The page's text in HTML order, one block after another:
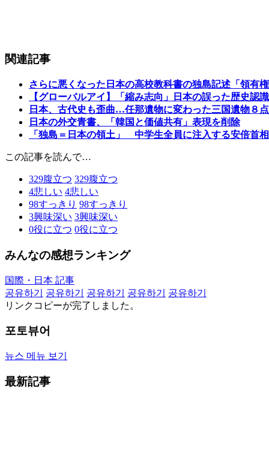
関連記事
さらに悪くなった日本の高校教科書の独島記述「領有
【グローバルアイ】「縮み志向」日本の誤った歴史認識
日本、古代史も歪曲…任那遺物に変わった三国遺物８点
日本の外交青書、「韓国と価値共有」表現を削除
「独島＝日本の領土」 中学生全員に注入する安倍首相
この記事を読んで…
329腹立つ 329腹立つ
4悲しい 4悲しい
98すっきり 98すっきり
3興味深い 3興味深い
0役に立つ 0役に立つ
みんなの感想ランキング
国際・日本 記事
공유하기
공유하기 공유하기 공유하기
공유하기
リンクコピーが完了しました。
포토뷰어
뉴스 메뉴 보기
最新記事